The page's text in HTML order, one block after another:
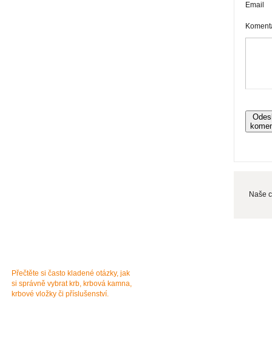
Email
Naše
Přečtěte si často kladené otázky, jak
si správně vybrat krb, krbová kamna,
krbové vložky či příslušenství.